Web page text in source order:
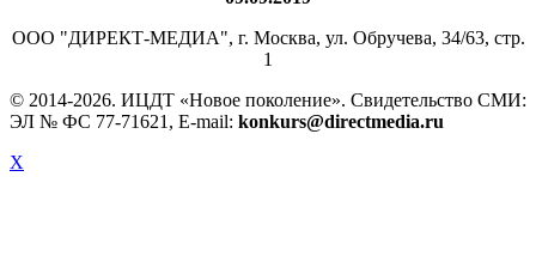
ООО "ДИРЕКТ-МЕДИА", г. Москва, ул. Обручева, 34/63, стр.
1
© 2014-2026. ИЦДТ «Новое поколение». Свидетельство СМИ:
ЭЛ № ФС 77-71621, E-mail: konkurs@directmedia.ru
X